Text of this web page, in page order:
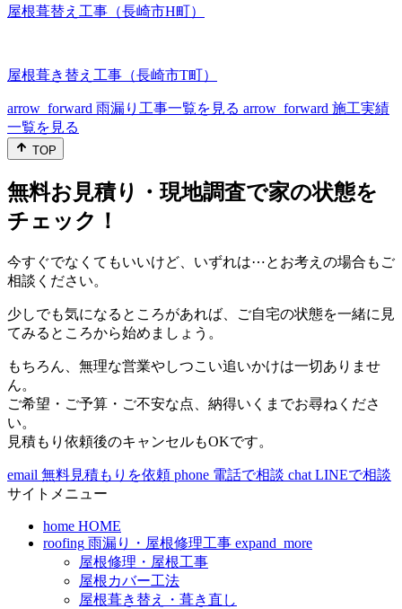
屋根葺替え工事（長崎市H町）
屋根葺き替え工事（長崎市T町）
arrow_forward 雨漏り工事一覧を見る arrow_forward 施工実績
一覧を見る
TOP
無料お見積り・現地調査で家の状態を
チェック！
今すぐでなくてもいいけど、いずれは⋯とお考えの場合もご
相談ください。
少しでも気になるところがあれば、ご自宅の状態を一緒に見
てみるところから始めましょう。
もちろん、無理な営業やしつこい追いかけは一切ありませ
ん。
ご希望・ご予算・ご不安な点、納得いくまでお尋ねくださ
い。
見積もり依頼後のキャンセルもOKです。
email 無料見積もりを依頼 phone 電話で相談 chat LINEで相談
サイトメニュー
home HOME
roofing 雨漏り・屋根修理工事 expand_more
屋根修理・屋根工事
屋根カバー工法
屋根葺き替え・葺き直し